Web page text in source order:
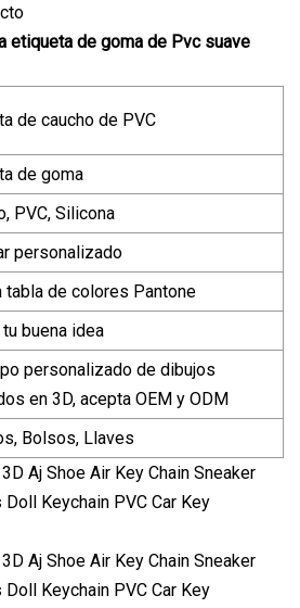
etiqueta de goma de Pvc suave
de caucho de PVC
de goma
PVC, Silicona
personalizado
tabla de colores Pantone
buena idea
personalizado de dibujos
en 3D, acepta OEM y ODM
Bolsos, Llaves